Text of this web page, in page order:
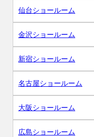
仙台ショールーム
金沢ショールーム
新宿ショールーム
名古屋ショールーム
大阪ショールーム
広島ショールーム